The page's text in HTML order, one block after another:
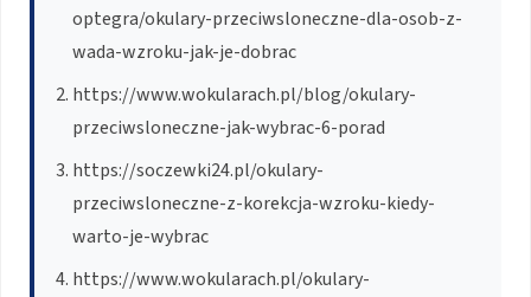
optegra/okulary-przeciwsloneczne-dla-osob-z-
wada-wzroku-jak-je-dobrac
https://www.wokularach.pl/blog/okulary-
przeciwsloneczne-jak-wybrac-6-porad
https://soczewki24.pl/okulary-
przeciwsloneczne-z-korekcja-wzroku-kiedy-
warto-je-wybrac
https://www.wokularach.pl/okulary-